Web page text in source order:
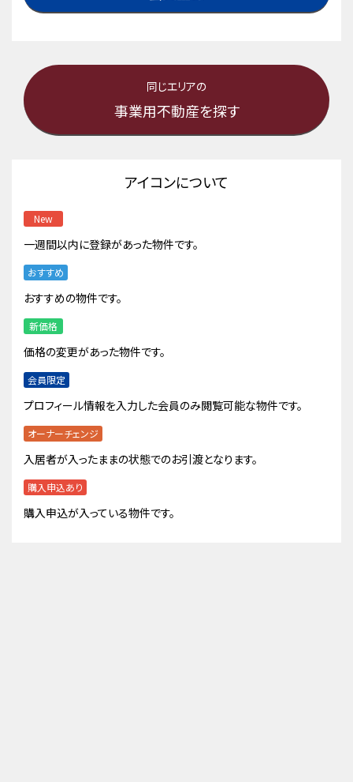
同じエリアの
事業用不動産を探す
アイコンについて
New
一週間以内に登録があった物件です。
おすすめ
おすすめの物件です。
新価格
価格の変更があった物件です。
会員限定
プロフィール情報を入力した会員のみ閲覧可能な物件です。
オーナーチェンジ
入居者が入ったままの状態でのお引渡となります。
購入申込あり
購入申込が入っている物件です。